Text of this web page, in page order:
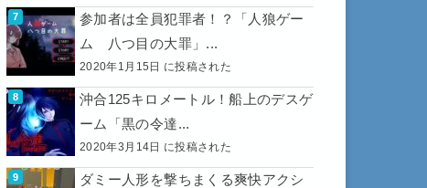
参加者は全員犯罪者！？「人狼ゲー
ム 八つ目の大罪」...
2020年1月15日 に投稿された
沖合125キロメートル！船上のデスゲ
ーム「黒の令達...
2020年3月14日 に投稿された
ダミー人形を撃ちまくる爽快アクシ